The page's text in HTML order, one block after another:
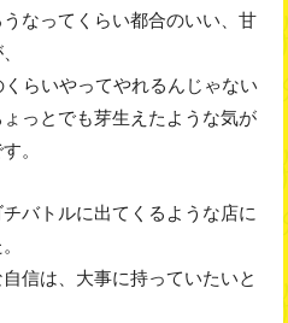
なってくらい都合のいい、甘
らいやってやれるんじゃない
っとでも芽生えたような気が
。
バトルに出てくるような店に
信は、大事に持っていたいと